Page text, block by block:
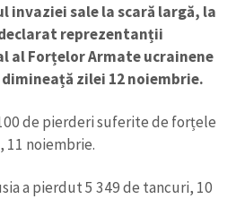
invaziei sale la scară largă, la
reprezentanții
al Forțelor Armate ucrainene
zilei 12 noiembrie.
de pierderi suferite de forțele
11 noiembrie.
a pierdut 5 349 de tancuri, 10